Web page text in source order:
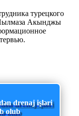
турецкого
Акынджы
drenaj işləri
olub